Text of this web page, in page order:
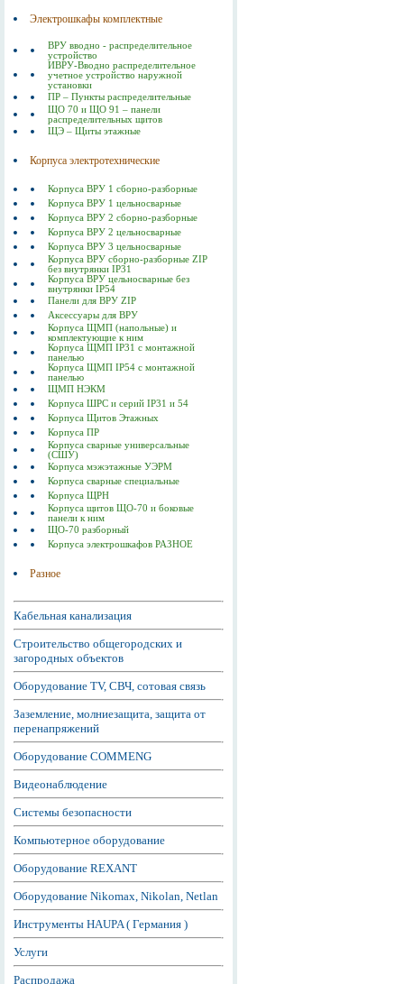
Электрошкафы комплектные
ВРУ вводно - распределительное
устройство
ИВРУ-Вводно распределительное
учетное устройство наружной
установки
ПР – Пункты распределительные
ЩО 70 и ЩО 91 – панели
распределительных щитов
ЩЭ – Щиты этажные
Корпуса электротехнические
Корпуса ВРУ 1 сборно-разборные
Корпуса ВРУ 1 цельносварные
Корпуса ВРУ 2 сборно-разборные
Корпуса ВРУ 2 цельносварные
Корпуса ВРУ 3 цельносварные
Корпуса ВРУ сборно-разборные ZIP
без внутрянки IP31
Корпуса ВРУ цельносварные без
внутрянки IP54
Панели для ВРУ ZIP
Аксессуары для ВРУ
Корпуса ЩМП (напольные) и
комплектующие к ним
Корпуса ЩМП IP31 с монтажной
панелью
Корпуса ЩМП IP54 с монтажной
панелью
ЩМП НЭКМ
Корпуса ШРС и серий IP31 и 54
Корпуса Щитов Этажных
Корпуса ПР
Корпуса сварные универсальные
(СШУ)
Корпуса мэжэтажные УЭРМ
Корпуса сварные специальные
Корпуса ЩРН
Корпуса щитов ЩО-70 и боковые
панели к ним
ЩО-70 разборный
Корпуса электрошкафов РАЗНОЕ
Разное
Кабельная канализация
Строительство общегородских и
загородных объектов
Оборудование TV, СВЧ, сотовая связь
Заземление, молниезащита, защита от
перенапряжений
Оборудование COMMENG
Видеонаблюдение
Системы безопасности
Компьютерное оборудование
Оборудование REXANT
Оборудование Nikomax, Nikolan, Netlan
Инструменты HAUPA ( Германия )
Услуги
Распродажа